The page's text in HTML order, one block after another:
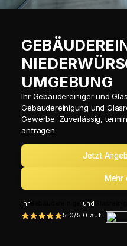
UMGEBUNG
Ihr Gebäudereiniger und
Gebäudereinigung und
Gewerbe. Zuverlässig,
anfragen.
Jetzt
Mehr
IhrGebäudereiniger und
5.0/5.0 auf